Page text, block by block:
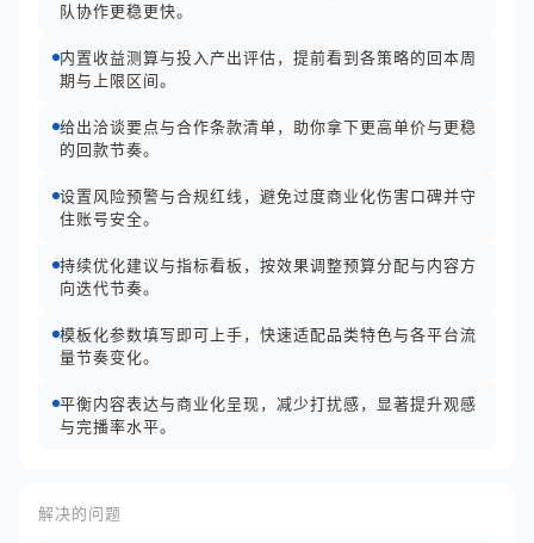
队协作更稳更快。
内置收益测算与投入产出评估，提前看到各策略的回本周
期与上限区间。
给出洽谈要点与合作条款清单，助你拿下更高单价与更稳
的回款节奏。
设置风险预警与合规红线，避免过度商业化伤害口碑并守
住账号安全。
持续优化建议与指标看板，按效果调整预算分配与内容方
向迭代节奏。
模板化参数填写即可上手，快速适配品类特色与各平台流
量节奏变化。
平衡内容表达与商业化呈现，减少打扰感，显著提升观感
与完播率水平。
解决的问题